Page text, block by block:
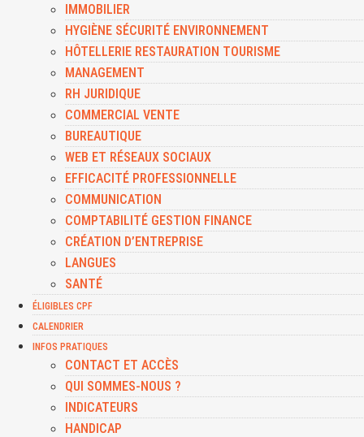
IMMOBILIER
HYGIÈNE SÉCURITÉ ENVIRONNEMENT
HÔTELLERIE RESTAURATION TOURISME
MANAGEMENT
RH JURIDIQUE
COMMERCIAL VENTE
BUREAUTIQUE
WEB ET RÉSEAUX SOCIAUX
EFFICACITÉ PROFESSIONNELLE
COMMUNICATION
COMPTABILITÉ GESTION FINANCE
CRÉATION D’ENTREPRISE
LANGUES
SANTÉ
ÉLIGIBLES CPF
CALENDRIER
INFOS PRATIQUES
CONTACT ET ACCÈS
QUI SOMMES-NOUS ?
INDICATEURS
HANDICAP